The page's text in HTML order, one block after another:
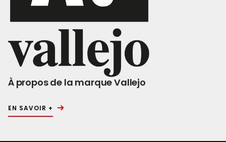
À propos de la marque Vallejo
EN SAVOIR +